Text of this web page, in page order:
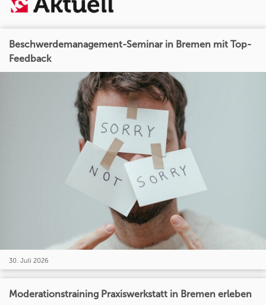
Beschwerdemanagement-Seminar in Bremen mit Top-
Feedback
30. Juli 2026
Moderationstraining Praxiswerkstatt in Bremen erleben